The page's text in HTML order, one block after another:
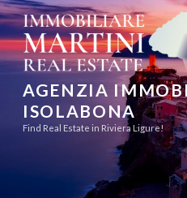
Salta
al
contenuto
AGENZIA
ISOLABONA
Find Real Estate in Riviera Ligure!